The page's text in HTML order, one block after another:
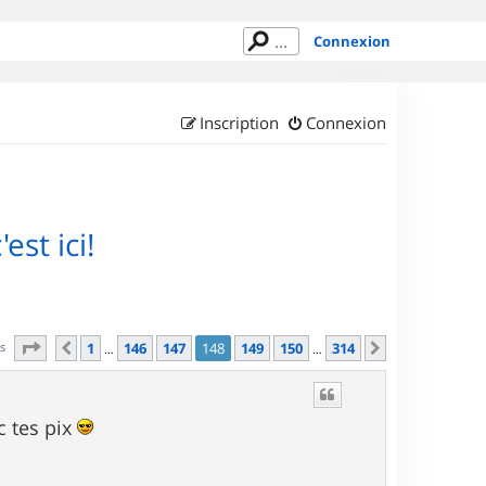
Connexion
Connexion
Inscription
ici!
Page 148 sur314
Précédent
1 … 146 147 148 149 150 … 314
tes pix